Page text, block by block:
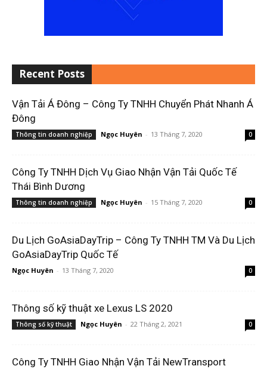
Recent Posts
Vận Tải Á Đông – Công Ty TNHH Chuyển Phát Nhanh Á
Đông
Thông tin doanh nghiệp Ngọc Huyên - 13 Tháng 7, 2020 0
Công Ty TNHH Dịch Vụ Giao Nhận Vận Tải Quốc Tế
Thái Bình Dương
Thông tin doanh nghiệp Ngọc Huyên - 15 Tháng 7, 2020 0
Du Lịch GoAsiaDayTrip – Công Ty TNHH TM Và Du Lịch
GoAsiaDayTrip Quốc Tế
Ngọc Huyên - 13 Tháng 7, 2020 0
Thông số kỹ thuật xe Lexus LS 2020
Thông số kỹ thuật Ngọc Huyên - 22 Tháng 2, 2021 0
Công Ty TNHH Giao Nhận Vận Tải NewTransport